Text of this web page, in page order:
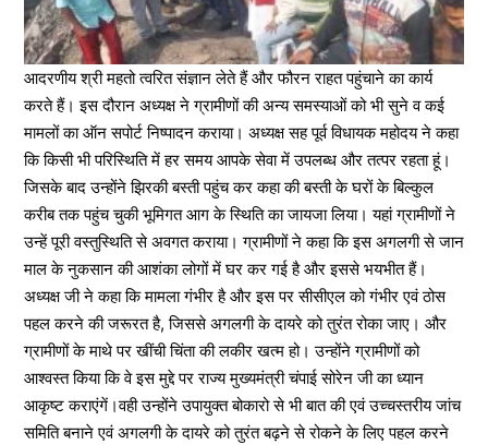
आदरणीय श्री महतो त्वरित संज्ञान लेते हैं और फौरन राहत पहुंचाने का कार्य
करते हैं। इस दौरान अध्यक्ष ने ग्रामीणों की अन्य समस्याओं को भी सुने व कई
मामलों का ऑन सपोर्ट निष्पादन कराया। अध्यक्ष सह पूर्व विधायक महोदय ने कहा
कि किसी भी परिस्थिति में हर समय आपके सेवा में उपलब्ध और तत्पर रहता हूं।
जिसके बाद उन्होंने झिरकी बस्ती पहुंच कर कहा की बस्ती के घरों के बिल्कुल
करीब तक पहुंच चुकी भूमिगत आग के स्थिति का जायजा लिया। यहां ग्रामीणों ने
उन्हें पूरी वस्तुस्थिति से अवगत कराया। ग्रामीणों ने कहा कि इस अगलगी से जान
माल के नुकसान की आशंका लोगों में घर कर गई है और इससे भयभीत हैं।
अध्यक्ष जी ने कहा कि मामला गंभीर है और इस पर सीसीएल को गंभीर एवं ठोस
पहल करने की जरूरत है, जिससे अगलगी के दायरे को तुरंत रोका जाए। और
ग्रामीणों के माथे पर खींची चिंता की लकीर खत्म हो। उन्होंने ग्रामीणों को
आश्वस्त किया कि वे इस मुद्दे पर राज्य मुख्यमंत्री चंपाई सोरेन जी का ध्यान
आकृष्ट कराएंगें।वही उन्होंने उपायुक्त बोकारो से भी बात की एवं उच्चस्तरीय जांच
समिति बनाने एवं अगलगी के दायरे को तुरंत बढ़ने से रोकने के लिए पहल करने